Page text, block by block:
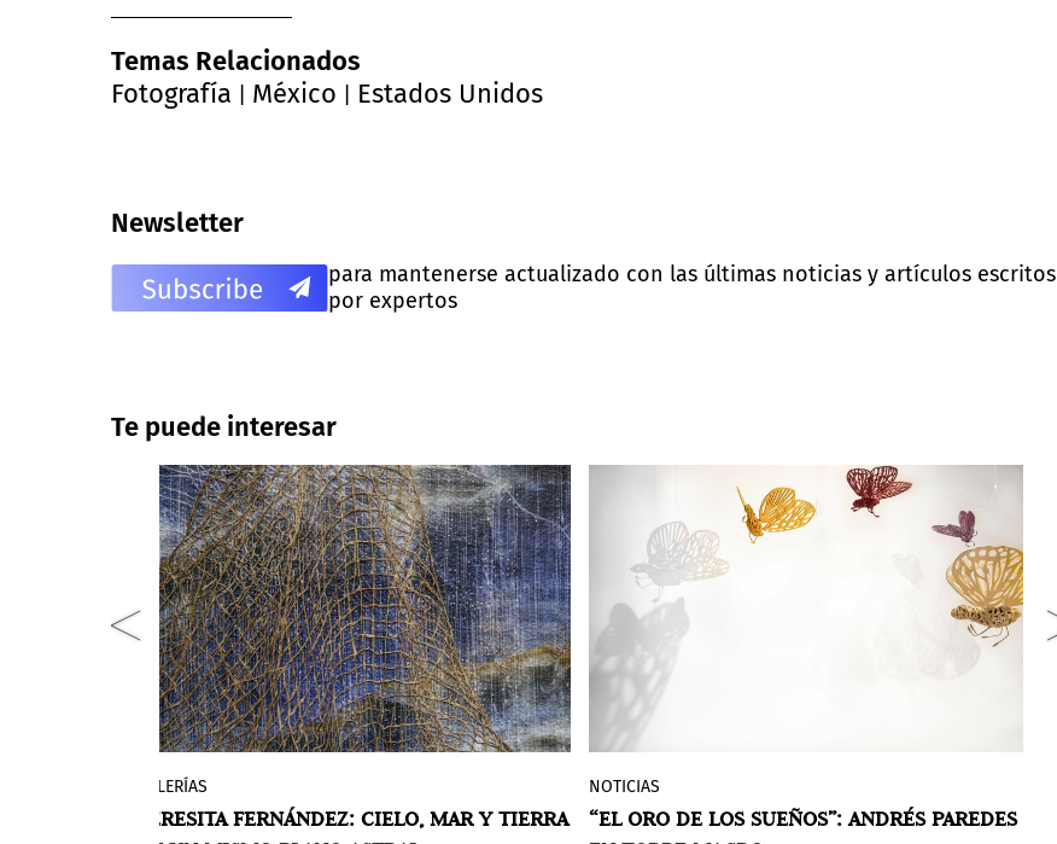
Temas Relacionados
Fotografía
México Estados Unidos
Newsletter
para mantenerse actualizado con las últimas noticias y artículos escritos
por expertos
Te puede interesar
Lehmann Maupin presentó
(Mar Astral), una exposición de nuevas
GALERÍAS
TERESITA FERNÁNDEZ: CIELO, MAR Y TIERRA
Banco Macro presentó
sueños,la exhibición de Andrés Paredes
NOTICIAS
“EL ORO DE LOS SUEÑOS”: ANDRÉS PAREDES